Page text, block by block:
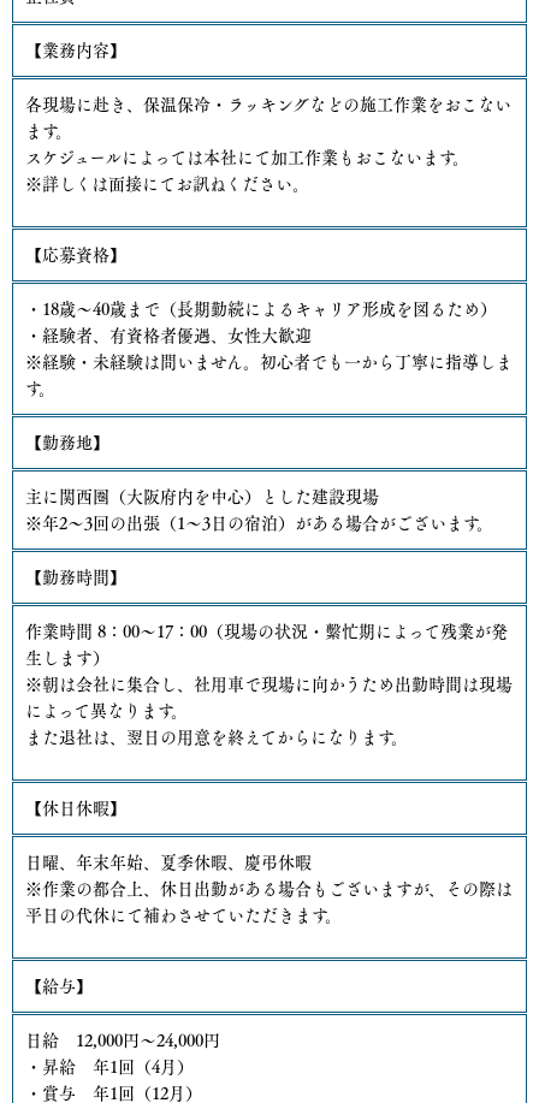
【業務内容】
各現場に赴き、保温保冷・ラッキングなどの施工作業をおこない
ます。
スケジュールによっては本社にて加工作業もおこないます。
※詳しくは面接にてお訊ねください。
【応募資格】
・18歳～40歳まで（長期勤続によるキャリア形成を図るため）
・経験者、有資格者優遇、女性大歓迎
※経験・未経験は問いません。初心者でも一から丁寧に指導しま
す。
【勤務地】
主に関西圏（大阪府内を中心）とした建設現場
※年2～3回の出張（1～3日の宿泊）がある場合がございます。
【勤務時間】
作業時間 8：00～17：00（現場の状況・繫忙期によって残業が発
生します）
※朝は会社に集合し、社用車で現場に向かうため出勤時間は現場
によって異なります。
また退社は、翌日の用意を終えてからになります。
【休日休暇】
日曜、年末年始、夏季休暇、慶弔休暇
※作業の都合上、休日出勤がある場合もございますが、その際は
平日の代休にて補わさせていただきます。
【給与】
日給 12,000円～24,000円
・昇給 年1回（4月）
・賞与 年1回（12月）